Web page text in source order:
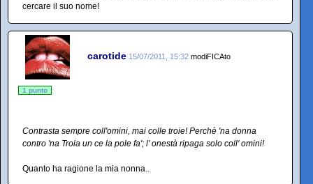
cercare il suo nome!
carotide 15/07/2011, 15:32 modiFICAto
1 punto
Contrasta sempre coll'omini, mai colle troie! Perchè 'na donna
contro 'na Troia un ce la pole fa'; l' onestà ripaga solo coll' omini!
Quanto ha ragione la mia nonna..